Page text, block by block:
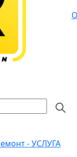
- УСЛУГА